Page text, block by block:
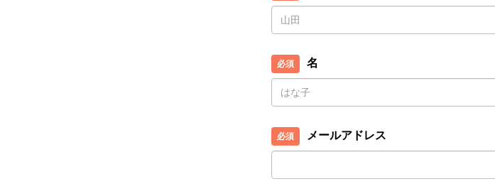
名
メールアドレス